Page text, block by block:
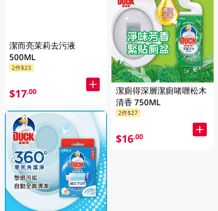
潔而亮茉莉去污液
500ML
2件$23
$17.00
潔廁得深層潔廁啫喱松木
清香 750ML
2件$27
$16.00